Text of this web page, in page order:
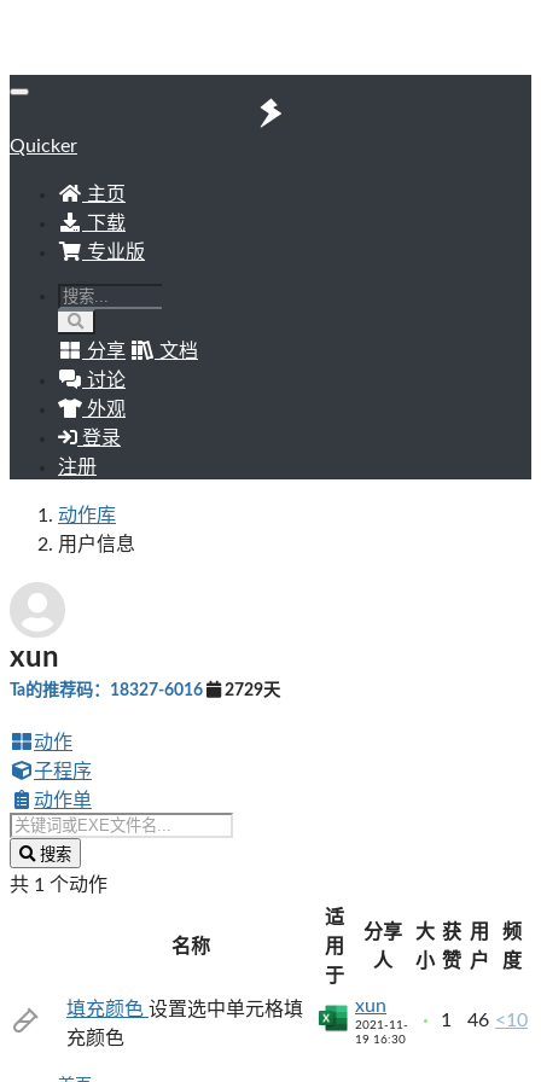
Quicker
主页
下载
专业版
分享
文档
讨论
外观
登录
注册
动作库
用户信息
xun
Ta的推荐码：18327-6016 2729天
动作
子程序
动作单
搜索
共 1 个动作
名称
适
用
于
分享
人
大
小
获
赞
用
户
频
度
填充颜色 设置选中单元格填
充颜色
xun
2021-11-
19 16:30
1 46 <10